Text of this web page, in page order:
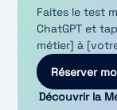
Faites le test
ChatGPT et
métier] à
Réserver
Découvrir la